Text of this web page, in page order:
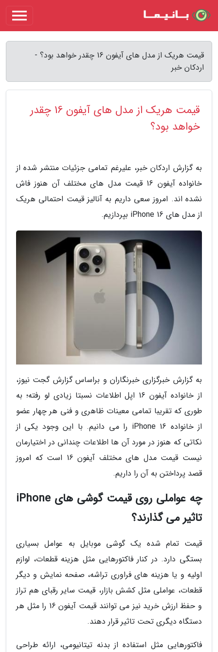
قیمت هریک از مدل های آیفون 16 چقدر خواهد بود؟ -
اردکان خبر
قیمت هریک از مدل های آیفون 16 چقدر
خواهد بود؟
به گزارش اردکان خبر، علیرغم تمامی جزئیات منتشر شده از
خانواده آیفون 16 قیمت مدل های مختلف آن هنوز فاش
نشده اند. امروز سعی داریم به آنالیز قیمت احتمالی هریک
از مدل های iPhone 16 بپردازیم.
به گزارش خبرگزاری خبرنگاران و براساس گزارش گجت نیوز،
از خانواده آیفون 16 اپل اطلاعات نسبتا زیادی لو رفته؛ به
طوری که تقریبا تمامی معینات ظاهری و فنی هر چهار عضو
از خانواده iPhone 16 را می دانیم. با این وجود یکی از
نکاتی که هنوز در مورد آن ها اطلاعات چندانی در اختیارمان
نیست قیمت مدل های مختلف آیفون 16 است که امروز
قصد پرداختن به آن را داریم.
چه عواملی روی قیمت گوشی های iPhone
تاثیر می گذارند؟
قیمت تمام شده یک گوشی موبایل به عوامل بسیاری
بستگی دارد. در کنار فاکتورهایی مثل هزینه قطعات، لوازم
اولیه و یا هزینه های فراوری تراشه، صفحه نمایش و دیگر
قطعات، عواملی مثل کشش بازار، قیمت سایر رقبای هم تراز
و حفظ ارزش خرید نیز می توانند قیمت آیفون 16 را مثل هر
دستگاه دیگری تحت تاثیر قرار دهند.
فاکتورهایی مثل استفاده از بدنه تیتانیومی، ارائه طراحی